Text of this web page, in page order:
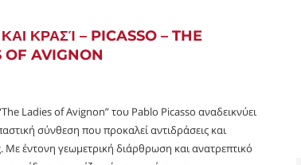
ΚΡΑΣΊ – PICASSO – THE
OF AVIGNON
Ladies of Avignon” του Pablo Picasso αναδεικνύει
σύνθεση που προκαλεί αντιδράσεις και
Με έντονη γεωμετρική διάρθρωση και ανατρεπτικό